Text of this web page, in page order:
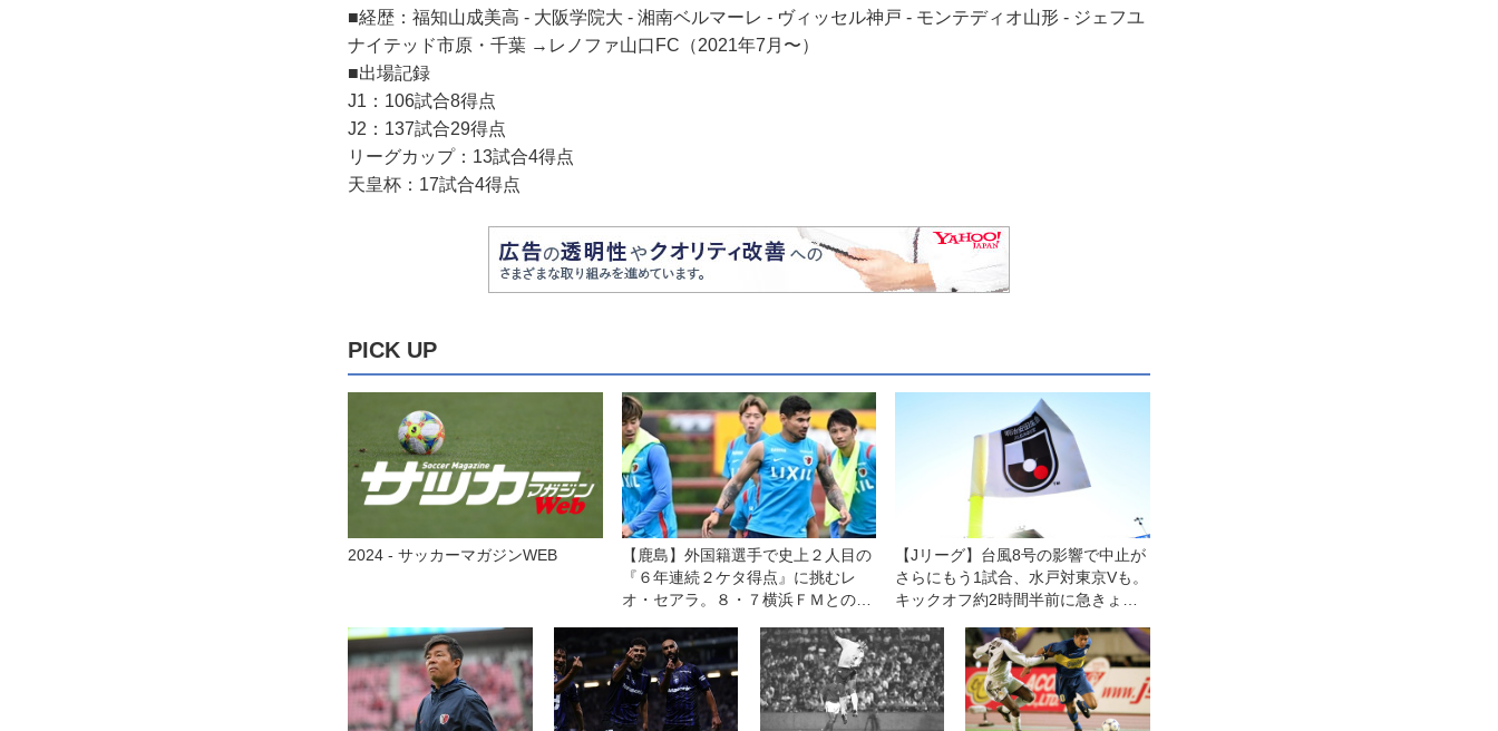
■経歴：福知山成美高 - 大阪学院大 - 湘南ベルマーレ - ヴィッセル神戸 - モンテディオ山形 - ジェフユ
ナイテッド市原・千葉 →レノファ山口FC（2021年7月〜）
■出場記録
J1：106試合8得点
J2：137試合29得点
リーグカップ：13試合4得点
天皇杯：17試合4得点
PICK UP
2024 - サッカーマガジンWEB
【鹿島】外国籍選手で史上２人目の
『６年連続２ケタ得点』に挑むレ
オ・セアラ。８・７横浜ＦＭとの開
示す機会」と意気込む
【Jリーグ】台風8号の影響で中止が
さらにもう1試合、水戸対東京Vも。
キックオフ約2時間半前に急きょ決